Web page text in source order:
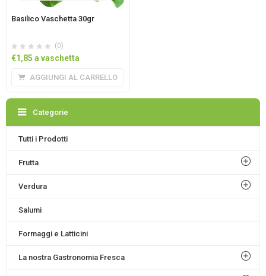
Basilico Vaschetta 30gr
(0)
€1,85 a vaschetta
AGGIUNGI AL CARRELLO
Categorie
Tutti i Prodotti
Frutta
Verdura
Salumi
Formaggi e Latticini
La nostra Gastronomia Fresca